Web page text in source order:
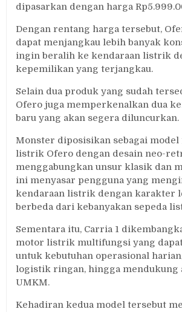
dipasarkan dengan harga
Dengan rentang harga tersebut,
dapat menjangkau lebih banyak
ingin beralih ke kendaraan listrik
kepemilikan yang terjangkau.
Selain dua produk yang sudah
Ofero juga memperkenalkan dua
baru yang akan segera diluncurkan.
Monster diposisikan sebagai model
listrik Ofero dengan desain neo-
menggabungkan unsur klasik dan
ini menyasar pengguna yang
kendaraan listrik dengan karakter
berbeda dari kebanyakan sepeda
Sementara itu, Carria 1
motor listrik multifungsi yang
untuk kebutuhan operasional
logistik ringan, hingga mendukung
UMKM.
Kehadiran kedua model tersebut